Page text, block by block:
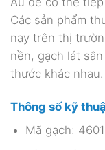
Các sản phẩm
nay trên thị
nền, gạch lát
thước khác nhau.
Thông số kỹ
Mã gạch: